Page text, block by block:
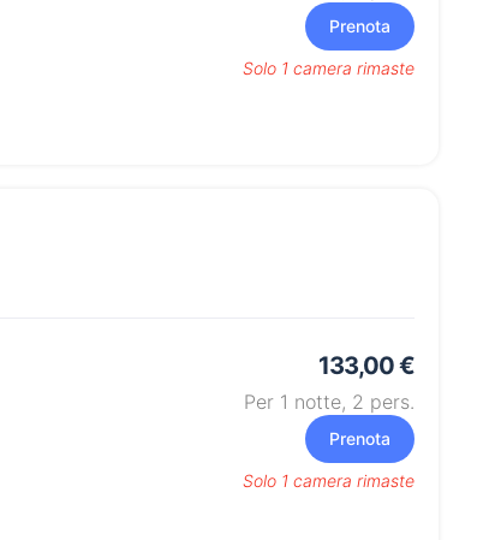
Prenota
Solo 1 camera rimaste
133,00 €
Per 1 notte, 2 pers.
Prenota
Solo 1 camera rimaste